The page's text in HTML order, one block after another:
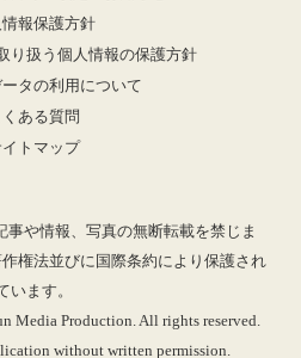
報保護方針
り扱う個人情報の保護方針
タの利用について
くある質問
トマップ
事や情報、写真の無断転載を禁じま
権法並びに国際条約により保護され
います。
Media Production. All rights reserved.
without written permission.